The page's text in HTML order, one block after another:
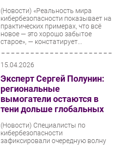
(Новости) «Реальность мира
кибербезопасности показывает на
практических примерах, что всё
новое — это хорошо забытое
старое», — констатирует...
15.04.2026
Эксперт Сергей Полунин:
региональные
вымогатели остаются в
тени дольше глобальных
(Новости) Специалисты по
кибербезопасности
зафиксировали очередную волну